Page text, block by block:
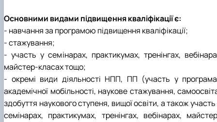
Основними видами підвищення кваліфікації є:
- навчання за програмою підвищення кваліфікації;
- стажування;
- участь у семінарах, практикумах, тренінгах,
майстер-класах тощо;
- окремі види діяльності НПП, ПП (участь у
академічної мобільності, наукове стажування,
здобуття наукового ступеня, вищої освіти, а також участь
семінарах, практикумах, тренінгах, вебінарах,